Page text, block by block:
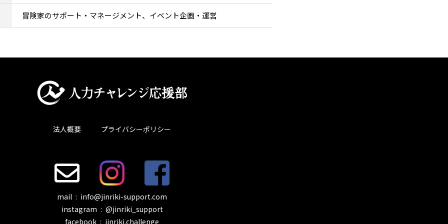
冒険家のサポート・マネージメント、イベント企画・運営
法人概要 プライバシーポリシー
mail : info@jinriki-support.com
instagram : @jinriki_support
facebook : jinriki.challenge